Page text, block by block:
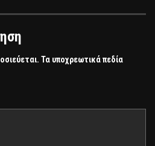
Τα υποχρεωτικά πεδία